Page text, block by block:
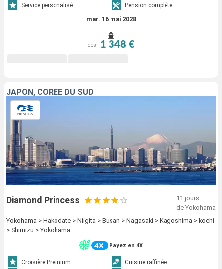
Service personalisé
Pension complète
mar. 16 mai 2028
dès 1 348 €
JAPON, CORÉE DU SUD
Diamond Princess
11 jours
de Yokohama
Yokohama > Hakodate > Niigita > Busan > Nagasaki > Kagoshima > kochi
> Shimizu > Yokohama
Payez en 4X
Croisière Premium
Cuisine raffinée